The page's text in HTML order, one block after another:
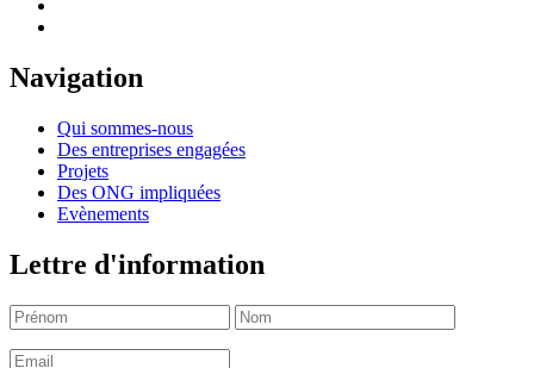
Navigation
Qui sommes-nous
Des entreprises engagées
Projets
Des ONG impliquées
Evènements
Lettre d'information